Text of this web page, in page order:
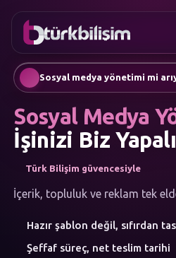
FAVORILER
Mobil Uygulama
AI Chatbot & Müşteri Asistanları
Sosyal Medya Yönetimi
Google Ads & Performans Pazarlaması
E-Ticaret
Yapay Zeka
Atölye
KATEGORILERI
0216
755 3
555 Sosyal medya yönetimi mi
Sosyal Medya
İşinizi Biz
Türk Bilişim güvencesiyle
İçerik, topluluk ve reklam tek
Hazır şablon değil, sıfırdan
Şeffaf süreç, net teslim tarihi